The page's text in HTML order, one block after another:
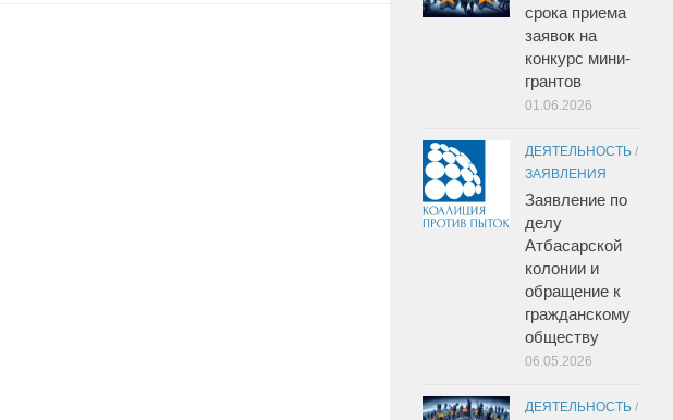
срока приема
заявок на
конкурс мини-
грантов
01.06.2026
ДЕЯТЕЛЬНОСТЬ /
ЗАЯВЛЕНИЯ
Заявление по
делу
Атбасарской
колонии и
обращение к
гражданскому
обществу
06.05.2026
ДЕЯТЕЛЬНОСТЬ /